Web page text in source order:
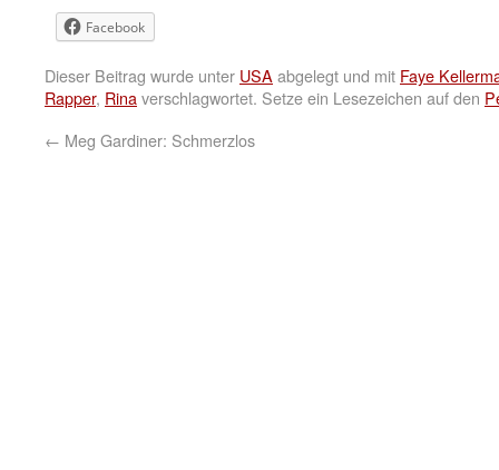
Facebook
Dieser Beitrag wurde unter USA abgelegt und mit Faye
Rapper, Rinaverschlagwortet. Setze ein Lesezeichen auf den
← Meg Gardiner: Schmerzlos